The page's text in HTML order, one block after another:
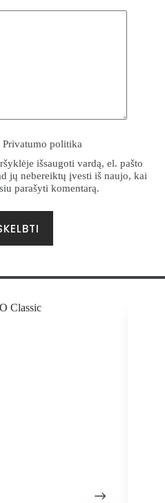
Privatumo politika
išsaugoti vardą, el. pašto
jų nebereiktų įvesti iš naujo, kai
parašyti komentarą.